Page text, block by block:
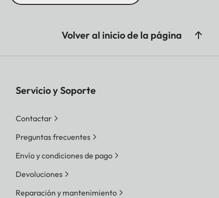
Volver al inicio de la página
Servicio y Soporte
Contactar
Preguntas frecuentes
Envío y condiciones de pago
Devoluciones
Reparación y mantenimiento